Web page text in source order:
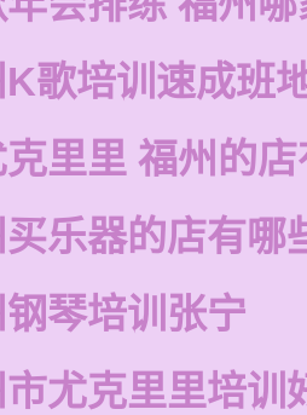
歌培训速成班
里里 福州的
乐器的店有哪
琴培训张宁
尤克里里培训